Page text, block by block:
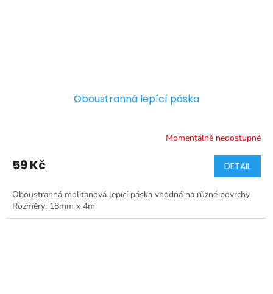
Oboustranná lepící páska
Momentálně nedostupné
59 Kč DETAIL
Oboustranná molitanová lepící páska vhodná na různé povrchy.
Rozměry: 18mm x 4m